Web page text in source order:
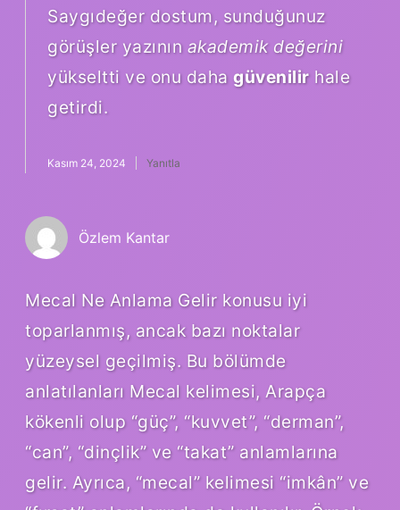
Saygıdeğer dostum, sunduğunuz
görüşler yazının akademik değerini
yükseltti ve onu daha güvenilirhale
getirdi.
Kasım 24, 2024 Yanıtla
Özlem Kantar
Mecal Ne Anlama Gelir konusu iyi
toparlanmış, ancak bazı noktalar
yüzeysel geçilmiş. Bu bölümde
anlatılanları Mecal kelimesi, Arapça
kökenli olup “güç”, “kuvvet”, “derman”,
“can”, “dinçlik” ve “takat” anlamlarına
gelir. Ayrıca, “mecal” kelimesi “imkân” ve